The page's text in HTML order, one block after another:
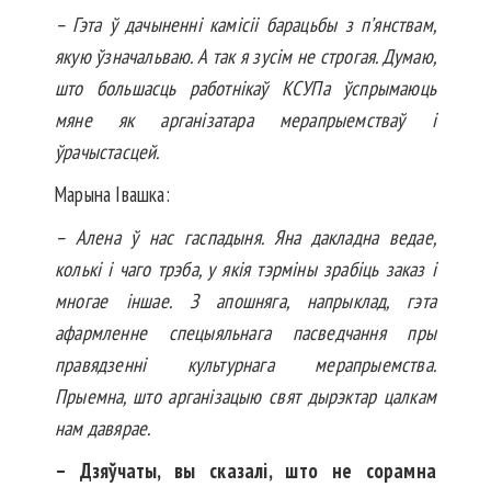
– Гэта ў дачыненні камісіі барацьбы з п’ян­ст­­­вам,
якую ўзначальваю. А так я зусім не строгая. Думаю,
што большасць работнікаў КСУПа ўспрымаюць
мяне як арганізатара мера­прыемстваў і
ўрачыстасцей.
Марына Івашка:
– Алена ў нас гаспадыня. Яна дак­ладна ведае,
колькі і чаго трэба, у якія тэрміны зрабіць заказ і
многае іншае. З апошняга, напрыклад, гэта
афармленне спецыяльнага пасведчання пры
правядзенні культурнага мерапрыемст­ва.
Прыемна, што арганізацыю свят дырэктар цалкам
нам давярае.
– Дзяўчаты, вы сказалі, што не сорамна